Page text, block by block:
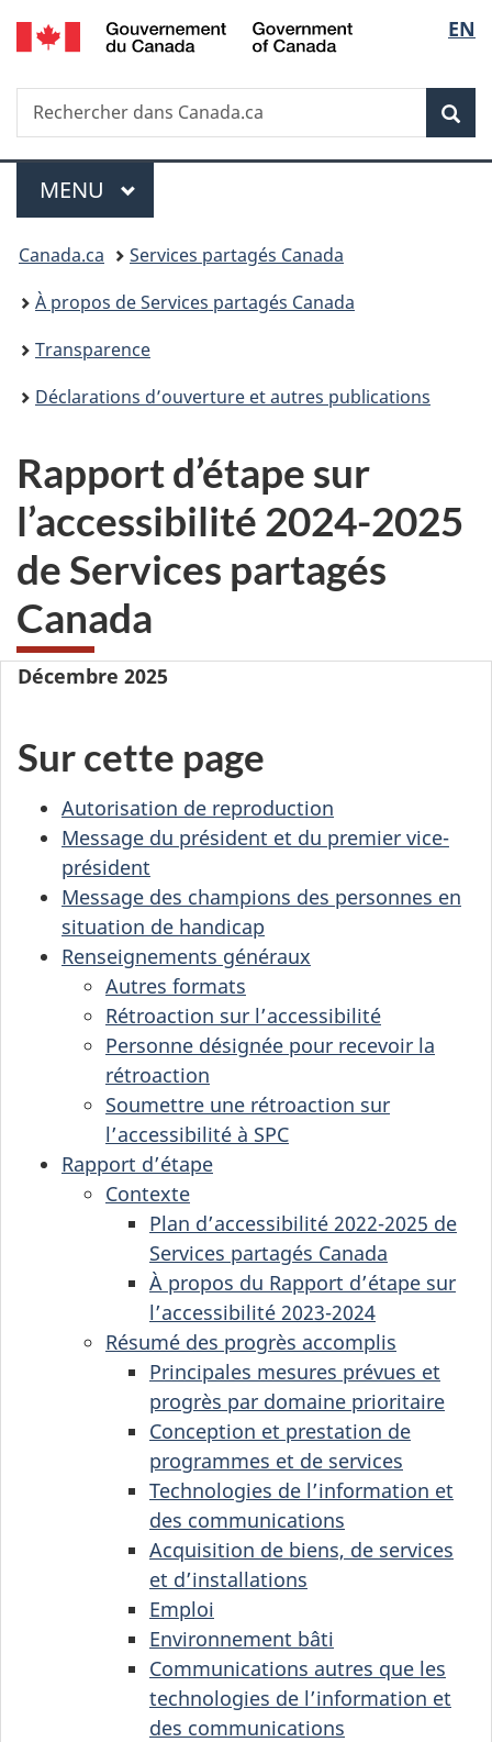
Passer
au
principal
Passer
à
Au
du
Passer
à
version
simplifiée
de
la
EN
Government
Recherche
Rechercher
dans
Menu
MENU PRINCIPAL
Vous
êtes
ici :
Canada.ca
Services partagés Canada
À propos de Services partagés Canada
Transparence
Déclarations d’ouverture et autres publications
Rapport d’étape sur
l’accessibilité 2024-2025
de Services partagés
Canada
Décembre 2025
Sur cette page
Autorisation de reproduction
Message du président et du premier vice-
président
Message des champions des personnes en
situation de handicap
Renseignements généraux
Autres formats
Rétroaction sur l’accessibilité
Personne désignée pour recevoir la
rétroaction
Soumettre une rétroaction sur
l’accessibilité à SPC
Rapport d’étape
Contexte
Plan d’accessibilité 2022-2025 de
Services partagés Canada
À propos du Rapport d’étape sur
l’accessibilité 2023-2024
Résumé des progrès accomplis
Principales mesures prévues et
progrès par domaine prioritaire
Conception et prestation de
programmes et de services
Technologies de l’information et
des communications
Acquisition de biens, de services
et d’installations
Emploi
Environnement bâti
Communications autres que les
technologies de l’information et
des communications